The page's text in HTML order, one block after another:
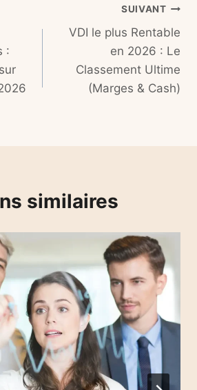
:
SUIVANT
VDI le plus Rentable
en 2026 : Le
Classement Ultime
(Marges & Cash)
similaires